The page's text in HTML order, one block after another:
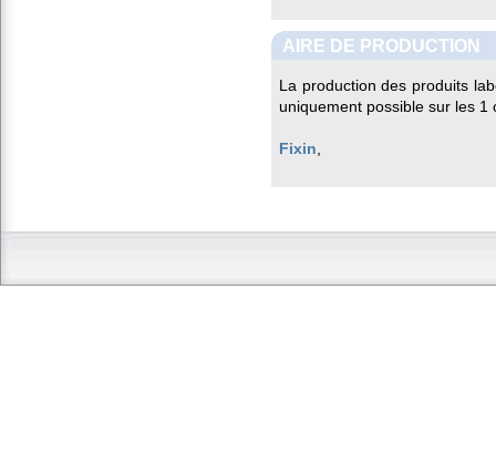
AIRE DE PRODUCTION
La production des produits
uniquement possible sur les 1
Fixin